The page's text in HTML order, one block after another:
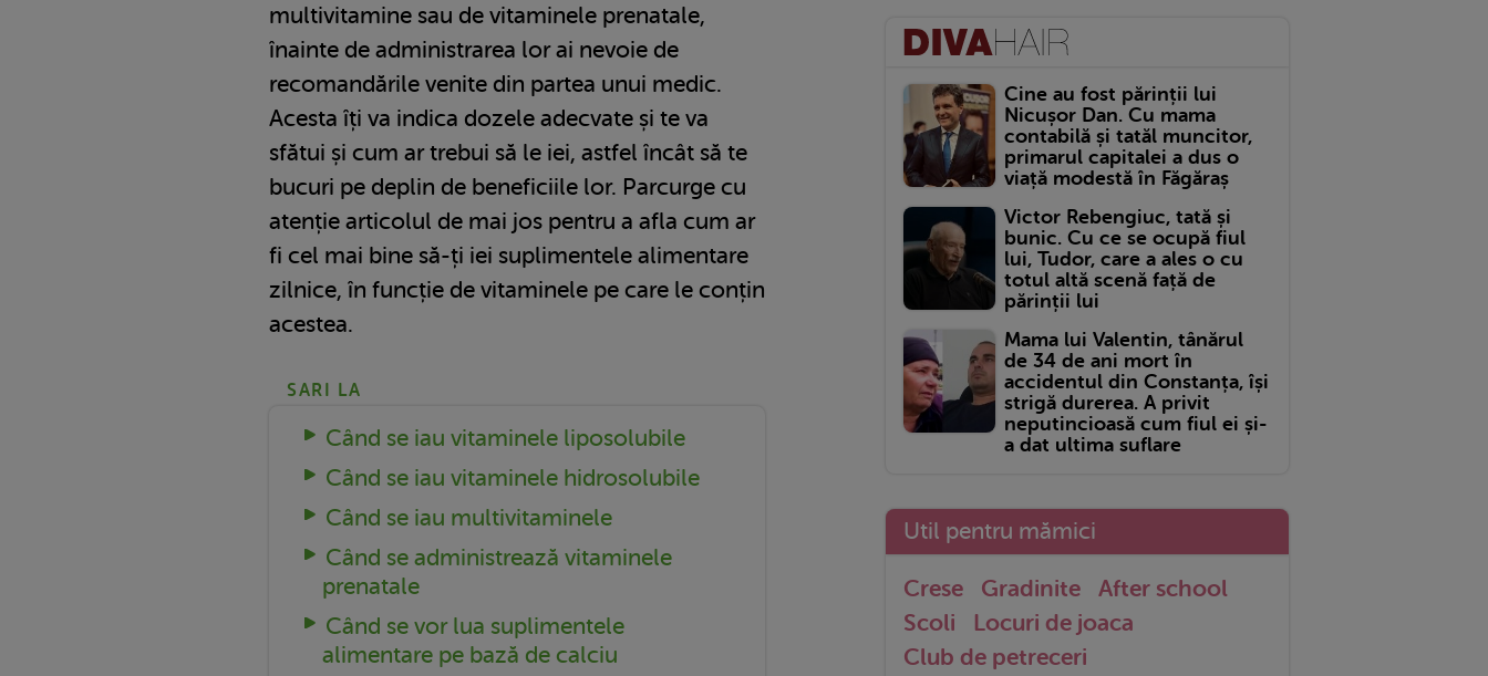
multivitamine sau de vitaminele prenatale,
înainte de administrarea lor ai nevoie de
recomandările venite din partea unui medic.
Acesta îți va indica dozele adecvate și te va
sfătui și cum ar trebui să le iei, astfel încât să te
bucuri pe deplin de beneficiile lor. Parcurge cu
atenție articolul de mai jos pentru a afla cum ar
fi cel mai bine să-ți iei suplimentele alimentare
zilnice, în funcție de vitaminele pe care le conțin
acestea.
SARI LA
Când se iau vitaminele liposolubile
Când se iau vitaminele hidrosolubile
Când se iau multivitaminele
Când se administrează vitaminele
prenatale
Când se vor lua suplimentele
alimentare pe bază de calciu
Cine au fost părinții lui
Nicușor Dan. Cu mama
contabilă și tatăl muncitor,
primarul capitalei a dus o
viață modestă în Făgăraș
Victor Rebengiuc, tată și
bunic. Cu ce se ocupă fiul
lui, Tudor, care a ales o cu
totul altă scenă față de
părinții lui
Mama lui Valentin, tânărul
de 34 de ani mort în
accidentul din Constanța, își
strigă durerea. A privit
neputincioasă cum fiul ei și-
a dat ultima suflare
Util pentru mămici
Crese Gradinite
After school
Scoli
Locuri de joaca
Club de petreceri